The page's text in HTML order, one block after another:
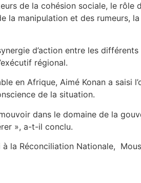
de la cohésion sociale, le rôle
manipulation et des rumeurs,
d’action entre les
régional.
en Afrique, Aimé Konan a saisi
de la situation.
dans le domaine de la
», a-t-il conclu.
à la Réconciliation Nationale,